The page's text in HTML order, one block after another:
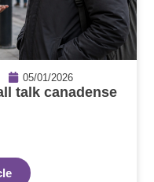
05/01/2026
talk canadense